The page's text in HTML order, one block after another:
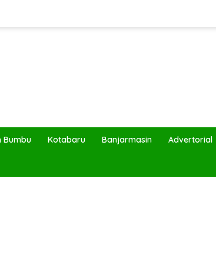
Bumbu Kotabaru Banjarmasin Advertorial